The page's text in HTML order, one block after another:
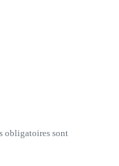
obligatoires sont